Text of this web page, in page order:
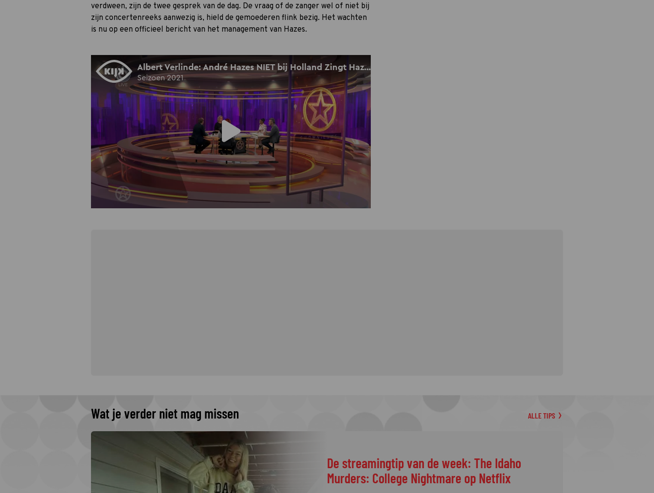
verdween, zijn de twee gesprek van de dag. De vraag of de zanger wel of niet bij
zijn concertenreeks aanwezig is, hield de gemoederen flink bezig. Het wachten
is nu op een officieel bericht van het management van Hazes.
Wat je verder niet mag missen ALLE TIPS
De streamingtip van de week: The Idaho
Murders: College Nightmare op Netflix